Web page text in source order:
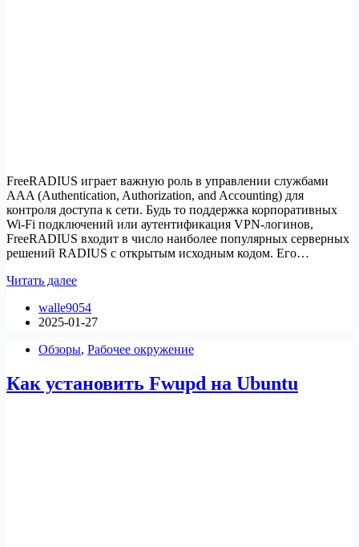
FreeRADIUS играет важную роль в управлении службами
AAA (Authentication, Authorization, and Accounting) для
контроля доступа к сети. Будь то поддержка корпоративных
Wi-Fi подключений или аутентификация VPN-логинов,
FreeRADIUS входит в число наиболее популярных серверных
решений RADIUS с открытым исходным кодом. Его…
Читать далееКак
FreeRADIUS
на
Linux
walle9054
2025-01-27
Обзоры, Рабочее окружение
Как установить Fwupd на Ubuntu